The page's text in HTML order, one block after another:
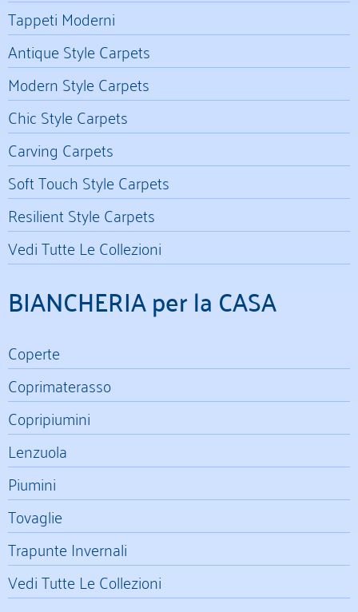
Tappeti Moderni
Antique Style Carpets
Modern Style Carpets
Chic Style Carpets
Carving Carpets
Soft Touch Style Carpets
Resilient Style Carpets
Vedi Tutte Le Collezioni
BIANCHERIA per la CASA
Coperte
Coprimaterasso
Copripiumini
Lenzuola
Piumini
Tovaglie
Trapunte Invernali
Vedi Tutte Le Collezioni